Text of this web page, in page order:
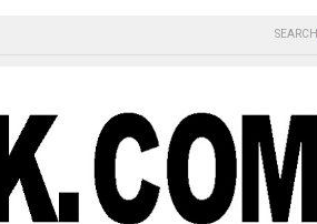
SEARCH